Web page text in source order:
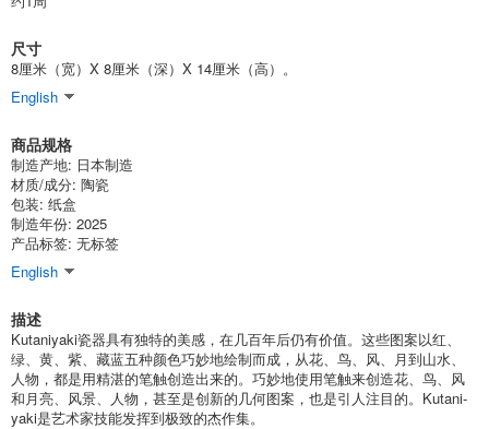
尺寸
8厘米（宽）X 8厘米（深）X 14厘米（高）。
English
商品规格
制造产地: 日本制造
材质/成分: 陶瓷
包装: 纸盒
制造年份: 2025
产品标签: 无标签
English
描述
Kutaniyaki瓷器具有独特的美感，在几百年后仍有价值。这些图案以红、
绿、黄、紫、藏蓝五种颜色巧妙地绘制而成，从花、鸟、风、月到山水、
人物，都是用精湛的笔触创造出来的。巧妙地使用笔触来创造花、鸟、风
和月亮、风景、人物，甚至是创新的几何图案，也是引人注目的。Kutani-
yaki是艺术家技能发挥到极致的杰作集。